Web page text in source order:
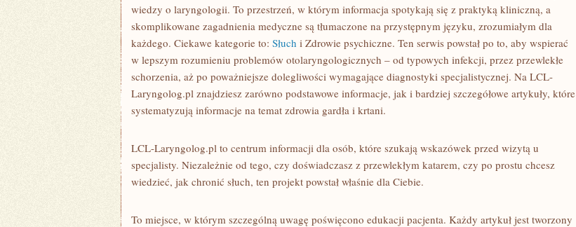
wiedzy o laryngologii. To przestrzeń, w którym informacja spotykają się z praktyką kliniczną, a
skomplikowane zagadnienia medyczne są tłumaczone na przystępnym języku, zrozumiałym dla
każdego. Ciekawe kategorie to: Słuch i Zdrowie psychiczne. Ten serwis powstał po to, aby wspierać
w lepszym rozumieniu problemów otolaryngologicznych – od typowych infekcji, przez przewlekłe
schorzenia, aż po poważniejsze dolegliwości wymagające diagnostyki specjalistycznej. Na LCL-
Laryngolog.pl znajdziesz zarówno podstawowe informacje, jak i bardziej szczegółowe artykuły, które
systematyzują informacje na temat zdrowia gardła i krtani.
LCL-Laryngolog.pl to centrum informacji dla osób, które szukają wskazówek przed wizytą u
specjalisty. Niezależnie od tego, czy doświadczasz z przewlekłym katarem, czy po prostu chcesz
wiedzieć, jak chronić słuch, ten projekt powstał właśnie dla Ciebie.
To miejsce, w którym szczególną uwagę poświęcono edukacji pacjenta. Każdy artykuł jest tworzony